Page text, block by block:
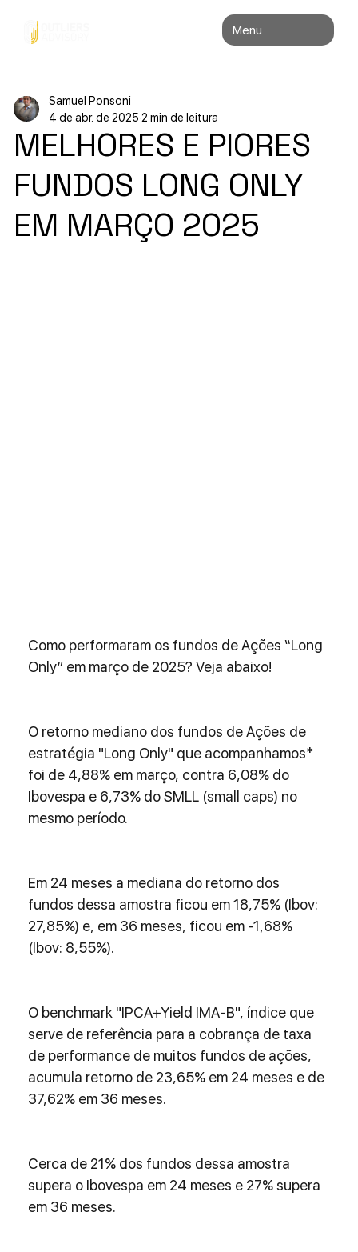
Menu
MELHORES E PIORES
FUNDOS LONG ONLY
EM MARÇO 2025
Samuel Ponsoni
4 de abr. de 2025 2 min de leitura
Como performaram os fundos de Ações “Long
Only” em março de 2025? Veja abaixo!
O retorno mediano dos fundos de Ações de
estratégia "Long Only" que acompanhamos*
foi de 4,88% em março, contra 6,08% do
Ibovespa e 6,73% do SMLL (small caps) no
mesmo período.
Em 24 meses a mediana do retorno dos
fundos dessa amostra ficou em 18,75% (Ibov:
27,85%) e, em 36 meses, ficou em -1,68%
(Ibov: 8,55%).
O benchmark "IPCA+Yield IMA-B", índice que
serve de referência para a cobrança de taxa
de performance de muitos fundos de ações,
acumula retorno de 23,65% em 24 meses e de
37,62% em 36 meses.
Cerca de 21% dos fundos dessa amostra
supera o Ibovespa em 24 meses e 27% supera
em 36 meses.